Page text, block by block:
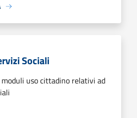
Sociali
uso cittadino relativi ad